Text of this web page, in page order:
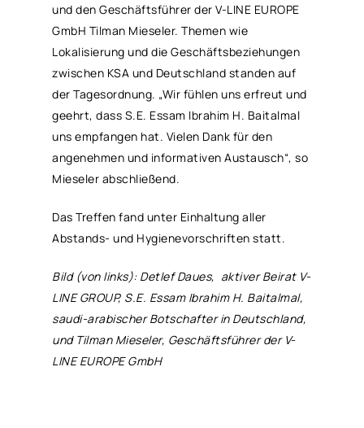
und den Geschäftsführer der V-LINE EUROPE
GmbH Tilman Mieseler. Themen wie
Lokalisierung und die Geschäftsbeziehungen
zwischen KSA und Deutschland standen auf
der Tagesordnung. „Wir fühlen uns erfreut und
geehrt, dass S.E. Essam Ibrahim H. Baitalmal
uns empfangen hat. Vielen Dank für den
angenehmen und informativen Austausch“, so
Mieseler abschließend.
Das Treffen fand unter Einhaltung aller
Abstands- und Hygienevorschriften statt.
Bild (von links): Detlef Daues, aktiver Beirat V-
LINE GROUP, S.E. Essam Ibrahim H. Baitalmal,
saudi-arabischer Botschafter in Deutschland,
und Tilman Mieseler, Geschäftsführer der V-
LINE EUROPE GmbH